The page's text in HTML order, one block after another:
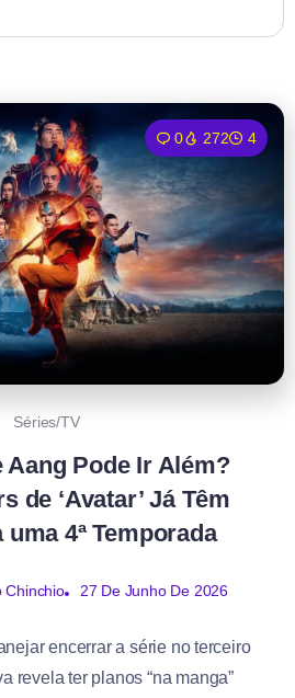
0 272 4
Séries/TV
Aang Pode Ir Além?
de ‘Avatar’ Já Têm
uma 4ª Temporada
Chinchio 27 De Junho De 2026
encerrar a série no terceiro
revela ter planos “na manga”